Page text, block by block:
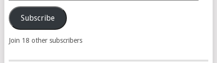
Address
Subscribe
Join 18 other subscribers